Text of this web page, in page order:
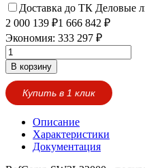
Доставка до ТК Деловые
2 000 139 ₽1 666 842 ₽
Экономия: 333 297 ₽
В корзину
Купить в 1 клик
Описание
Характеристики
Документация